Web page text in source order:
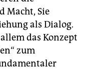
Macht, Sie
als Dialog.
das Konzept
zum